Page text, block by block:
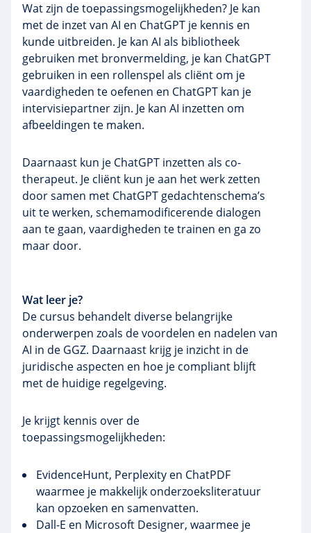
Wat zijn de toepassingsmogelijkheden? Je kan
met de inzet van AI en ChatGPT je kennis en
kunde uitbreiden. Je kan AI als bibliotheek
gebruiken met bronvermelding, je kan ChatGPT
gebruiken in een rollenspel als cliënt om je
vaardigheden te oefenen en ChatGPT kan je
intervisiepartner zijn. Je kan AI inzetten om
afbeeldingen te maken.
Daarnaast kun je ChatGPT inzetten als co-
therapeut. Je cliënt kun je aan het werk zetten
door samen met ChatGPT gedachtenschema’s
uit te werken, schemamodificerende dialogen
aan te gaan, vaardigheden te trainen en ga zo
maar door.
Wat leer je?
De cursus behandelt diverse belangrijke
onderwerpen zoals de voordelen en nadelen van
AI in de GGZ. Daarnaast krijg je inzicht in de
juridische aspecten en hoe je compliant blijft
met de huidige regelgeving.
Je krijgt kennis over de
toepassingsmogelijkheden:
EvidenceHunt, Perplexity en ChatPDF
waarmee je makkelijk onderzoeksliteratuur
kan opzoeken en samenvatten.
Dall-E en Microsoft Designer, waarmee je